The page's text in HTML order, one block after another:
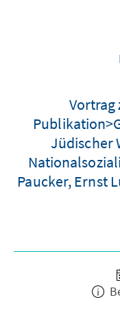
Vortrag
Jüdischer
Paucker, Ernst